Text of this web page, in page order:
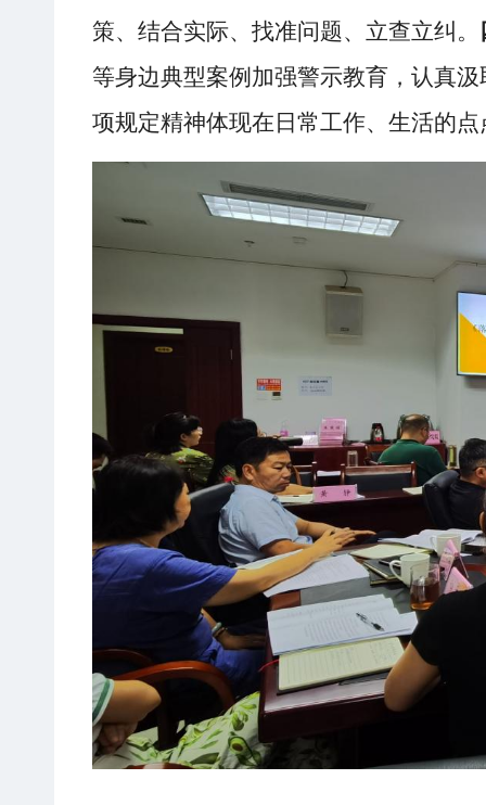
策、结合实际、找准问题、立查立纠。
等身边典型案例加强警示教育，认真
项规定精神体现在日常工作、生活的